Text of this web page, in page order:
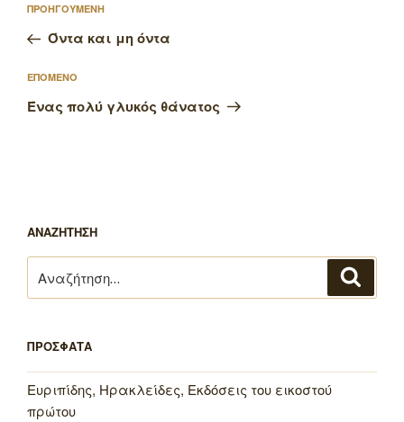
άρθρων
Προηγούμενο
άρθρο
ΠΡΟΗΓΟΥΜΕΝΗ
Όντα και μη όντα
Επόμενο
άρθρο
ΕΠΟΜΕΝΟ
Ένας πολύ γλυκός θάνατος
ΑΝΑΖΗΤΗΣΗ
για:
ΠΡΟΣΦΑΤΑ
Ευριπίδης, Ηρακλείδες, Εκδόσεις του εικοστού
πρώτου